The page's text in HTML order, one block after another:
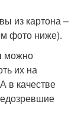
из картона –
фото ниже).
можно
их на
в качестве